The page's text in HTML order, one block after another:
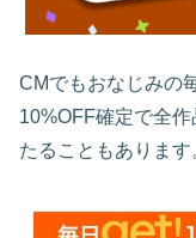
CMでもおなじみの
10%OFF確定で全
たることもあります